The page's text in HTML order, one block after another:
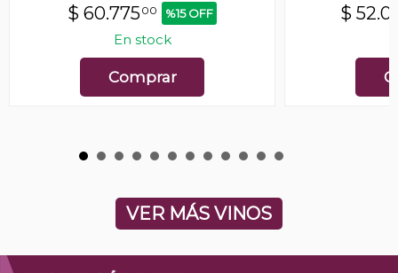
$ 60.77500 %15 OFF
En stock
Comprar
$
VER MÁS VINOS